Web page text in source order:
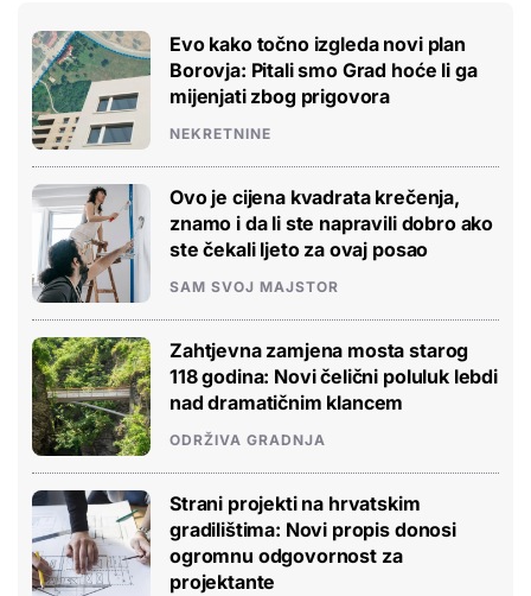
Evo kako točno izgleda novi plan
Borovja: Pitali smo Grad hoće li ga
mijenjati zbog prigovora
NEKRETNINE
Ovo je cijena kvadrata krečenja,
znamo i da li ste napravili dobro ako
ste čekali ljeto za ovaj posao
SAM SVOJ MAJSTOR
Zahtjevna zamjena mosta starog
118 godina: Novi čelični poluluk lebdi
nad dramatičnim klancem
ODRŽIVA GRADNJA
Strani projekti na hrvatskim
gradilištima: Novi propis donosi
ogromnu odgovornost za
projektante